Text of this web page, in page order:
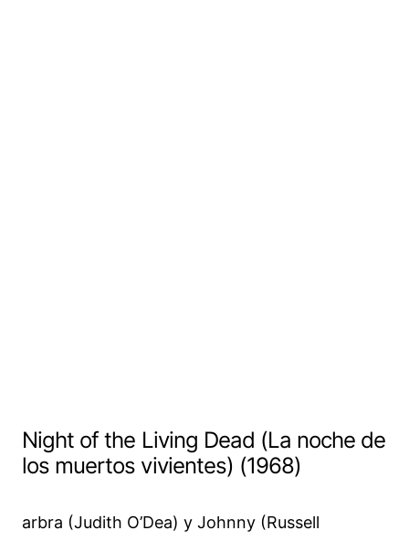
Night of the Living Dead (La noche de
los muertos vivientes) (1968)
arbra (Judith O’Dea) y Johnny (Russell